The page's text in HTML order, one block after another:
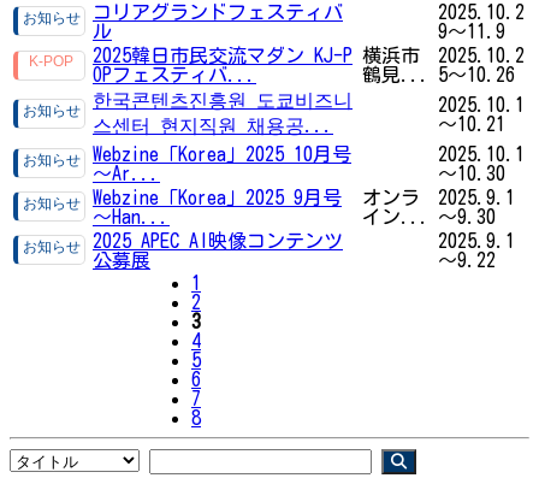
コリアグランドフェスティバ
ル
2025.10.2
9～11.9
2025韓日市民交流マダン KJ-P
OPフェスティバ...
横浜市
鶴見...
2025.10.2
5～10.26
한국콘텐츠진흥원 도쿄비즈니
스센터 현지직원 채용공...
2025.10.1
～10.21
Webzine「Korea」2025 10月号
～Ar...
2025.10.1
～10.30
Webzine「Korea」2025 9月号
～Han...
オンラ
イン...
2025.9.1
～9.30
2025 APEC AI映像コンテンツ
公募展
2025.9.1
～9.22
1
2
3
4
5
6
7
8